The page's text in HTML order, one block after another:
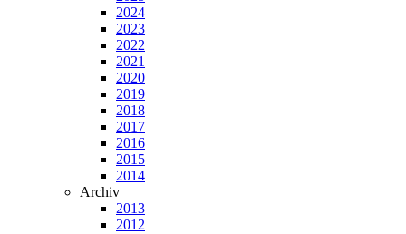
2024
2023
2022
2021
2020
2019
2018
2017
2016
2015
2014
Archiv
2013
2012